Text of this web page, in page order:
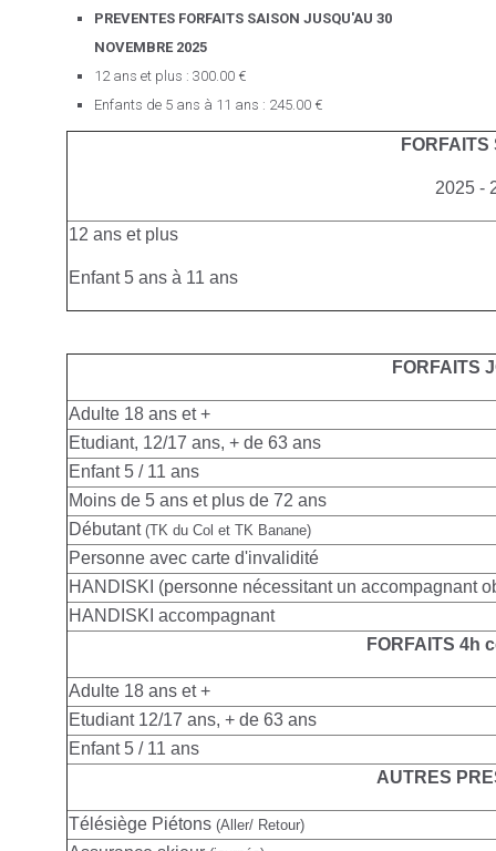
PREVENTES FORFAITS SAISON JUSQU'AU 30
NOVEMBRE 2025
12 ans et plus : 300.00 €
Enfants de 5 ans à 11 ans : 245.00 €
FORFAITS
2025 -
12 ans et plus
Enfant 5 ans à 11 ans
FORFAITS
Adulte 18 ans et +
Etudiant, 12/17 ans, + de 63 ans
Enfant 5 / 11 ans
Moins de 5 ans et plus de 72 ans
Débutant (TK du Col et TK Banane)
Personne avec carte d'invalidité
HANDISKI (personne nécessitant un accompagnant
HANDISKI accompagnant
FORFAITS 4h
Adulte 18 ans et +
Etudiant 12/17 ans, + de 63 ans
Enfant 5 / 11 ans
AUTRES
Télésiège Piétons (Aller/ Retour)